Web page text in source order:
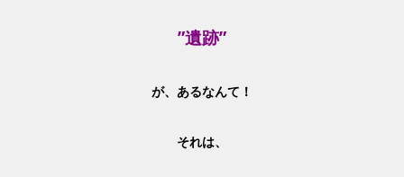
”遺跡”
が、 あるなんて！
それは、